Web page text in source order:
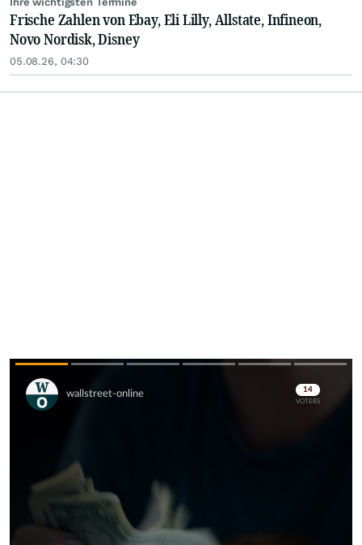
Frische Zahlen von Ebay, Eli Lilly, Allstate, Infineon,
Novo Nordisk, Disney
05.08.26, 04:30
Skip